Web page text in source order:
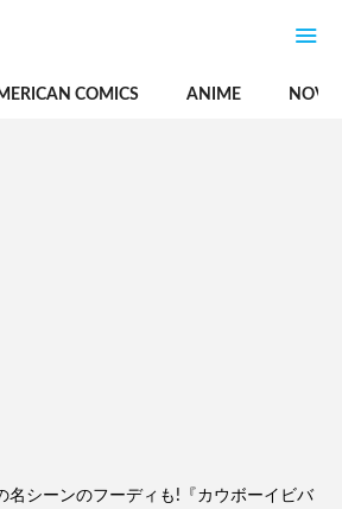
COMICS ANIME
名シーンのフーディも!『カウボーイビバ